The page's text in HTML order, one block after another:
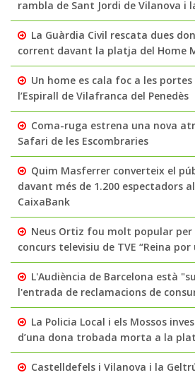
rambla de Sant Jordi de Vilanova i
La Guàrdia Civil rescata dues
corrent davant la platja del Home
Un home es cala foc a les
l’Espirall de Vilafranca del Penedès
Coma-ruga estrena una nova
Safari de les Escombraries
Quim Masferrer converteix el
davant més de 1.200 espectadors
CaixaBank
Neus Ortiz fou molt popular per
concurs televisiu de TVE “Reina por
L'Audiència de Barcelona està
l'entrada de reclamacions de
La Policia Local i els Mossos
d’una dona trobada morta a la
Castelldefels i Vilanova i la